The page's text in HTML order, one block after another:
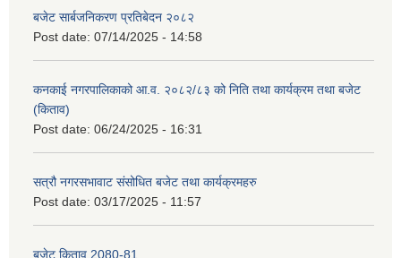
बजेट सार्बजनिकरण प्रतिबेदन २०८२
Post date: 07/14/2025 - 14:58
कनकाई नगरपालिकाको आ.व. २०८२/८३ को निति तथा कार्यक्रम तथा बजेट
(किताव)
Post date: 06/24/2025 - 16:31
सत्रौ नगरसभावाट संसोधित बजेट तथा कार्यक्रमहरु
Post date: 03/17/2025 - 11:57
बजेट किताव 2080-81